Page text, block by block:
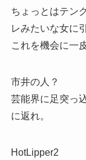
ちょっとはテン
レみたいな女に
これを機会に一
市井の人？
芸能界に足突っ
に返れ。
HotLipper2